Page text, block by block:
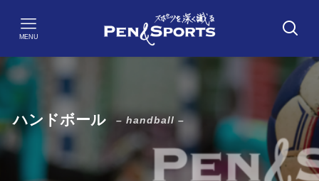
MENU
ハンドボール – handball –